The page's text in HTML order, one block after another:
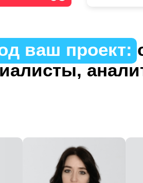
ваш проект: